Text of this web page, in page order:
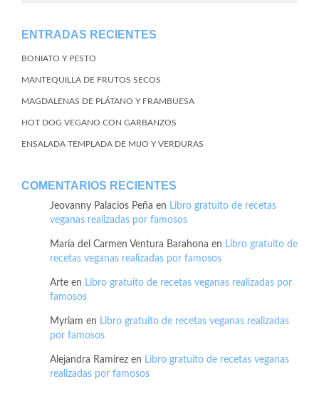
ENTRADAS RECIENTES
BONIATO Y PESTO
MANTEQUILLA DE FRUTOS SECOS
MAGDALENAS DE PLÁTANO Y FRAMBUESA
HOT DOG VEGANO CON GARBANZOS
ENSALADA TEMPLADA DE MIJO Y VERDURAS
COMENTARIOS RECIENTES
Jeovanny Palacios Peña en Libro gratuito de recetas
veganas realizadas por famosos
María del Carmen Ventura Barahona en Libro gratuito de
recetas veganas realizadas por famosos
Arte en Libro gratuito de recetas veganas realizadas por
famosos
Myriam en Libro gratuito de recetas veganas realizadas
por famosos
Alejandra Ramirez en Libro gratuito de recetas veganas
realizadas por famosos